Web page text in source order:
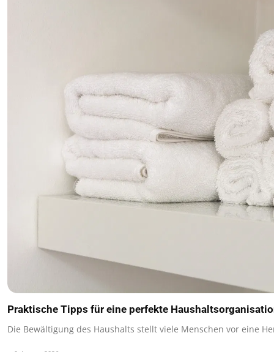
Praktische Tipps für eine perfekte
Die Bewältigung des Haushalts stellt viele Menschen vor eine